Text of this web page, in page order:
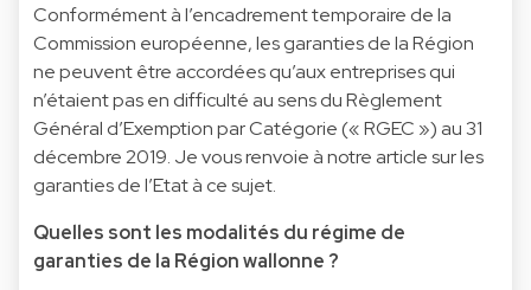
Conformément à l’encadrement temporaire de la
Commission européenne, les garanties de la Région
ne peuvent être accordées qu’aux entreprises qui
n’étaient pas en difficulté au sens du Règlement
Général d’Exemption par Catégorie (« RGEC ») au 31
décembre 2019. Je vous renvoie à notre article sur les
garanties de l’Etat à ce sujet.
Quelles sont les modalités du régime de
garanties de la Région wallonne ?